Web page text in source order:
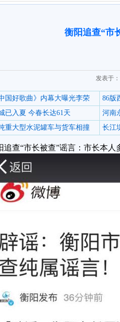
衡阳追查“市
发表于
中国好歌曲》内幕大曝光李荣 86版
已入夏 今春长达61天
河南
重大型水泥罐车与货车相撞
长江
追查“市长被查”谣言：市长本人